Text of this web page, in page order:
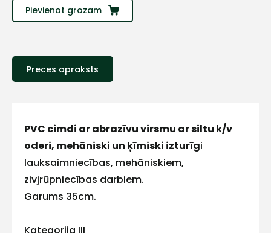
Pievienot grozam
Preces apraksts
PVC cimdi ar abrazīvu virsmu ar siltu k/v
oderi, mehāniski un ķīmiski izturīgi
lauksaimniecības, mehāniskiem,
zivjrūpniecības darbiem.
Garums 35cm.
Vārds